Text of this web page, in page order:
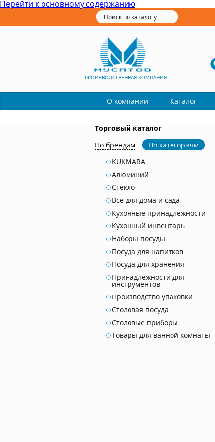
Перейти к основному содержанию
ПРОИЗВОДСТВЕННАЯ КОМПАНИЯ
О компании Каталог
Торговый каталог
По брендам
По категориям
KUKMARA
Алюминий
Стекло
Все для дома и сада
Кухонные принадлежности
Кухонный инвентарь
Наборы посуды
Посуда для напитков
Посуда для хранения
Принадлежности для
инструментов
Производство упаковки
Столовая посуда
Столовые приборы
Товары для ванной комнаты